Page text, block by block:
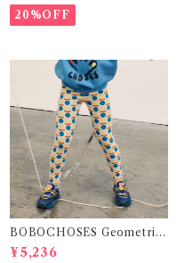
20%OFF
BOBOCHOSES Geometric
¥5,236